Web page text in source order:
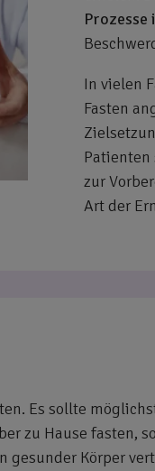
Prozesse
In vielen
Fasten
zur
Art der
Es sollte
zu Hause fasten,
Körper